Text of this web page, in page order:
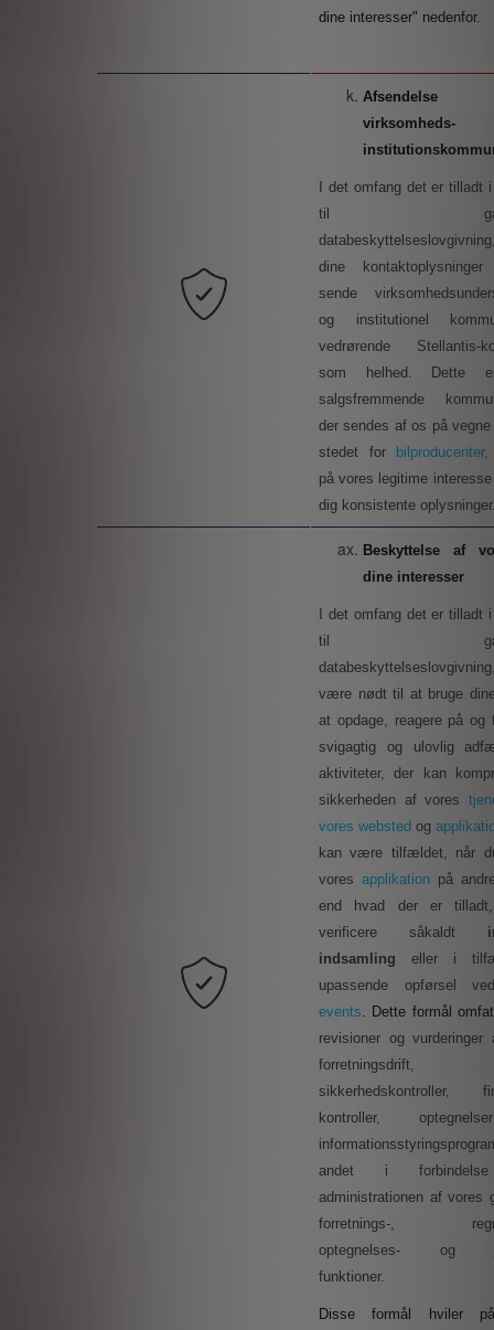
dine interesser" nedenfor.
I det omfang det er tilladt
til
dine
sende
og institutionel
vedrørende Stellantis-
som helhed. Dette
salgsfremmende
der sendes af os på
stedet for
på vores legitime
dig konsistente
Beskyttelse af
dine interesser
I det omfang det er tilladt
til
være nødt til at bruge
at opdage, reagere på og
svigagtig og ulovlig
aktiviteter, der kan
sikkerheden af vores
vores websted og
kan være tilfældet, når
vores applikation på
end hvad der er tilladt,
verificere såkaldt
indsamling eller i
upassende opførsel
events. Dette formål
revisioner og vurderinger
forretningsdrift,
sikkerhedskontroller,
kontroller,
andet i
administrationen af vores
forretnings-,
optegnelses- og
funktioner.
Disse formål hviler